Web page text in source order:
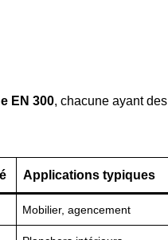
EN 300, chacune ayant des
Applications typiques
Mobilier, agencement